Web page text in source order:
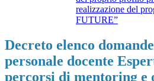
realizzazione del
FUTURE”
Decreto elenco
personale docente
percorsi di mentoring e